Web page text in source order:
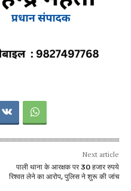
Next article
पाली थाना के आरक्षक पर 30 हजार रुपये
रिश्वत लेने का आरोप, पुलिस ने शुरू की जांच